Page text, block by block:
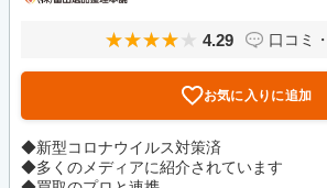
4.29 口コミ
お気に入りに追加
◆新型コロナウイルス対策済
◆多くのメディアに紹介されています